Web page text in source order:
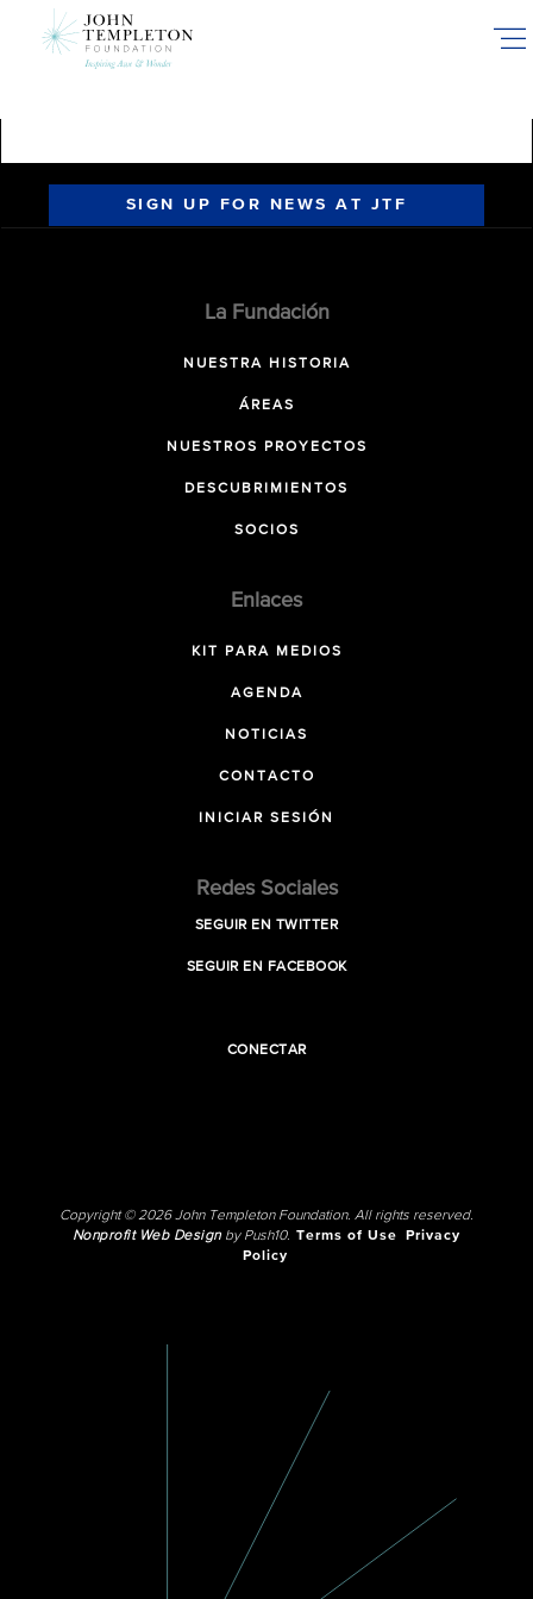
SIGN UP FOR NEWS AT JTF
La Fundación
NUESTRA HISTORIA
ÁREAS
NUESTROS PROYECTOS
DESCUBRIMIENTOS
SOCIOS
Enlaces
KIT PARA MEDIOS
AGENDA
NOTICIAS
CONTACTO
INICIAR SESIÓN
Redes Sociales
SEGUIR EN TWITTER
SEGUIR EN FACEBOOK
CONECTAR
Copyright © 2026 John Templeton Foundation. All rights reserved.
Nonprofit Web Designby Push10. Terms of Use
Privacy
Policy